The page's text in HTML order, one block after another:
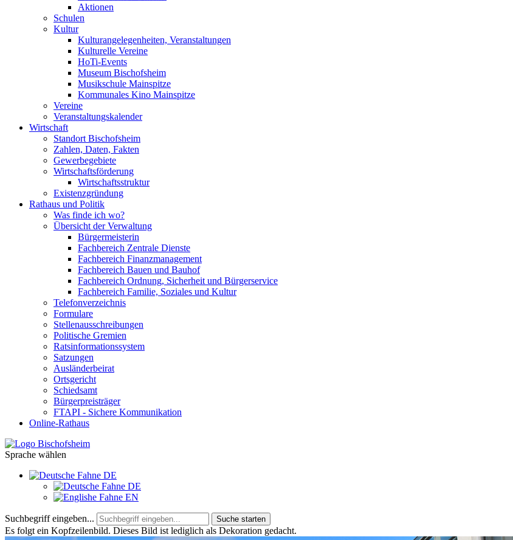
Aktionen
Schulen
Kultur
Kulturangelegenheiten, Veranstaltungen
Kulturelle Vereine
HoTi-Events
Museum Bischofsheim
Musikschule Mainspitze
Kommunales Kino Mainspitze
Vereine
Veranstaltungskalender
Wirtschaft
Standort Bischofsheim
Zahlen, Daten, Fakten
Gewerbegebiete
Wirtschaftsförderung
Wirtschaftsstruktur
Existenzgründung
Rathaus und Politik
Was finde ich wo?
Übersicht der Verwaltung
Bürgermeisterin
Fachbereich Zentrale Dienste
Fachbereich Finanzmanagement
Fachbereich Bauen und Bauhof
Fachbereich Ordnung, Sicherheit und Bürgerservice
Fachbereich Familie, Soziales und Kultur
Telefonverzeichnis
Formulare
Stellenausschreibungen
Politische Gremien
Ratsinformationssystem
Satzungen
Ausländerbeirat
Ortsgericht
Schiedsamt
Bürgerpreisträger
FTAPI - Sichere Kommunikation
Online-Rathaus
Sprache wählen
DE
DE
EN
Suchbegriff eingeben... Suche starten
Es folgt ein Kopfzeilenbild. Dieses Bild ist lediglich als Dekoration gedacht.